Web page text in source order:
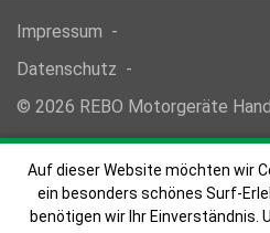
Impressum
Datenschutz
© 2026 REBO Motorgeräte
Auf dieser Website möchten wir
ein besonders schönes Surf-
benötigen wir Ihr Einverständnis.